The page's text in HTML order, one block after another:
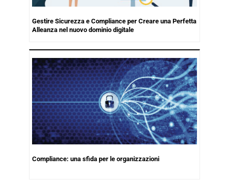
Gestire Sicurezza e Compliance per Creare una Perfetta
Alleanza nel nuovo dominio digitale
Compliance: una sfida per le organizzazioni